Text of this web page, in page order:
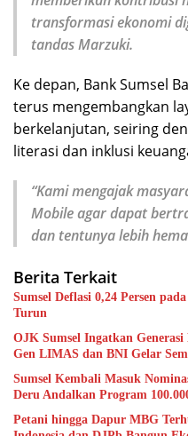
transformasi ekonomi
tandas Marzuki.
Ke depan, Bank Sumsel
terus mengembangkan
berkelanjutan, seiring
literasi dan inklusi
“Kami mengajak
Mobile agar dapat
dan tentunya lebih
Berita Terkait
Sumsel Deflasi 0,24 Persen
Turun
OJK Sumsel Ingatkan
Gen LIMAS dan BNI Gelar
Sumsel Kembali Masuk
Deru Andalkan Program
Petani hingga Dapur MBG